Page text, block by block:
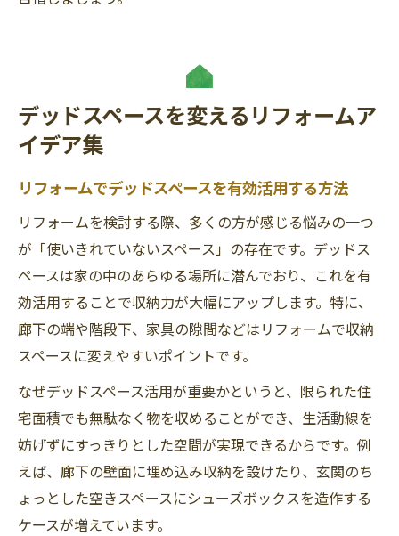
デッドスペースを変えるリフォームア
イデア集
リフォームでデッドスペースを有効活用する方法
リフォームを検討する際、多くの方が感じる悩みの一つ
が「使いきれていないスペース」の存在です。デッドス
ペースは家の中のあらゆる場所に潜んでおり、これを有
効活用することで収納力が大幅にアップします。特に、
廊下の端や階段下、家具の隙間などはリフォームで収納
スペースに変えやすいポイントです。
なぜデッドスペース活用が重要かというと、限られた住
宅面積でも無駄なく物を収めることができ、生活動線を
妨げずにすっきりとした空間が実現できるからです。例
えば、廊下の壁面に埋め込み収納を設けたり、玄関のち
ょっとした空きスペースにシューズボックスを造作する
ケースが増えています。